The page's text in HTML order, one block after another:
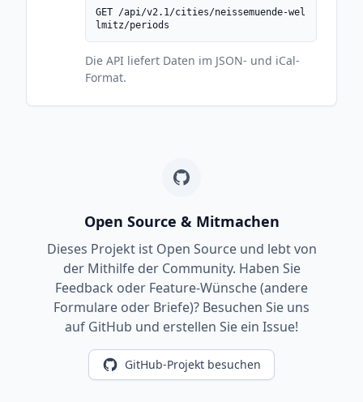
GET /api/v2.1/cities/neissemuende-wel
lmitz/periods
Die API liefert Daten im JSON- und iCal-
Format.
Open Source & Mitmachen
Dieses Projekt ist Open Source und lebt von
der Mithilfe der Community. Haben Sie
Feedback oder Feature-Wünsche (andere
Formulare oder Briefe)? Besuchen Sie uns
auf GitHub und erstellen Sie ein Issue!
GitHub-Projekt besuchen